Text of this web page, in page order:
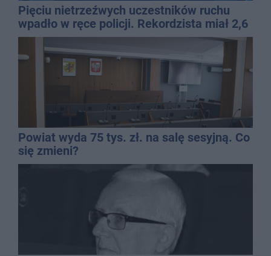
Pięciu nietrzeźwych uczestników ruchu
wpadło w ręce policji. Rekordzista miał 2,6
promila
Powiat wyda 75 tys. zł. na salę sesyjną. Co
się zmieni?